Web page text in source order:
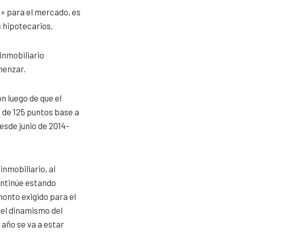
para el mercado, es
hipotecarios.
luego de que el
125 puntos base a
junio de 2014-
al
estando
exigido para el
dinamismo del
se va a estar